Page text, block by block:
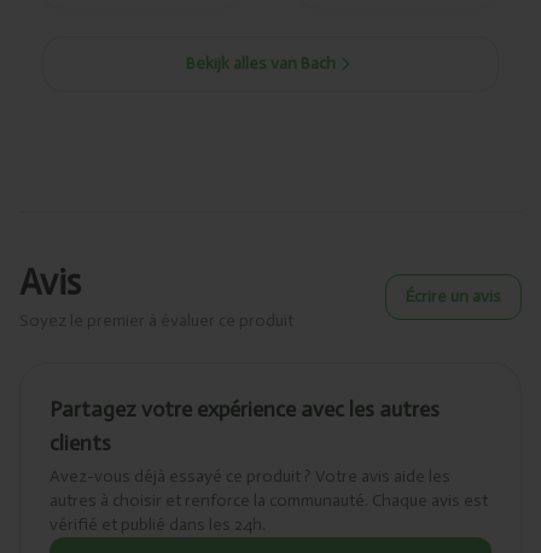
Bekijk alles van Bach
Avis
Soyez le premier à évaluer ce produit
Écrire un avis
Partagez votre expérience avec les autres
clients
Avez-vous déjà essayé ce produit ? Votre avis aide les
autres à choisir et renforce la communauté. Chaque avis est
vérifié et publié dans les 24h.